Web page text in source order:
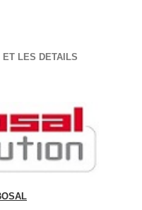
ET LES DETAILS